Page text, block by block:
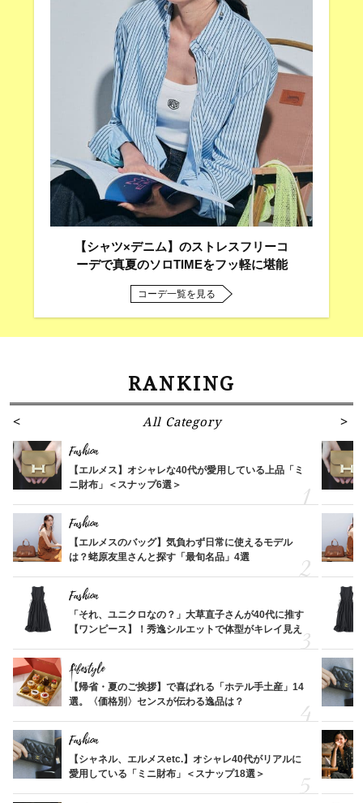
【シャツ×デニム】のストレスフリーコ
ーデで真夏のソロTIMEをフッ軽に堪能
コーデ一覧を見る
RANKING
All Category
Fashion
【エルメス】オシャレな40代が愛用している上品「ミ
ニ財布」＜スナップ6選＞
Fashion
【エルメスのバッグ】気負わず日常に使えるモデル
は？蛯原友里さんと探す「最旬名品」4選
Fashion
「それ、ユニクロなの？」大草直子さんが40代に推す
【ワンピース】！秀逸シルエットで体型がキレイ見え
Lifestyle
【帰省・夏のご挨拶】で喜ばれる「ホテル手土産」14
選。〈価格別〉センスが伝わる逸品は？
Fashion
【シャネル、エルメスetc.】オシャレ40代がリアルに
愛用している「ミニ財布」＜スナップ18選＞